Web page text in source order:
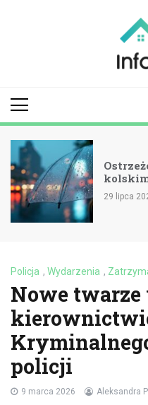
29 lipca
Policja , Wydarzenia ,
Nowe twarze
policji
9 marca 2026 Aleksandra